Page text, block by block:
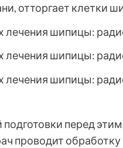
отторгает клетки
перед
проводит